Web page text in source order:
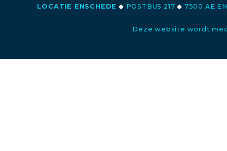
LOCATIE ENSCHEDE ◆ POSTBUS 217◆ 7500 AE
Deze website wordt